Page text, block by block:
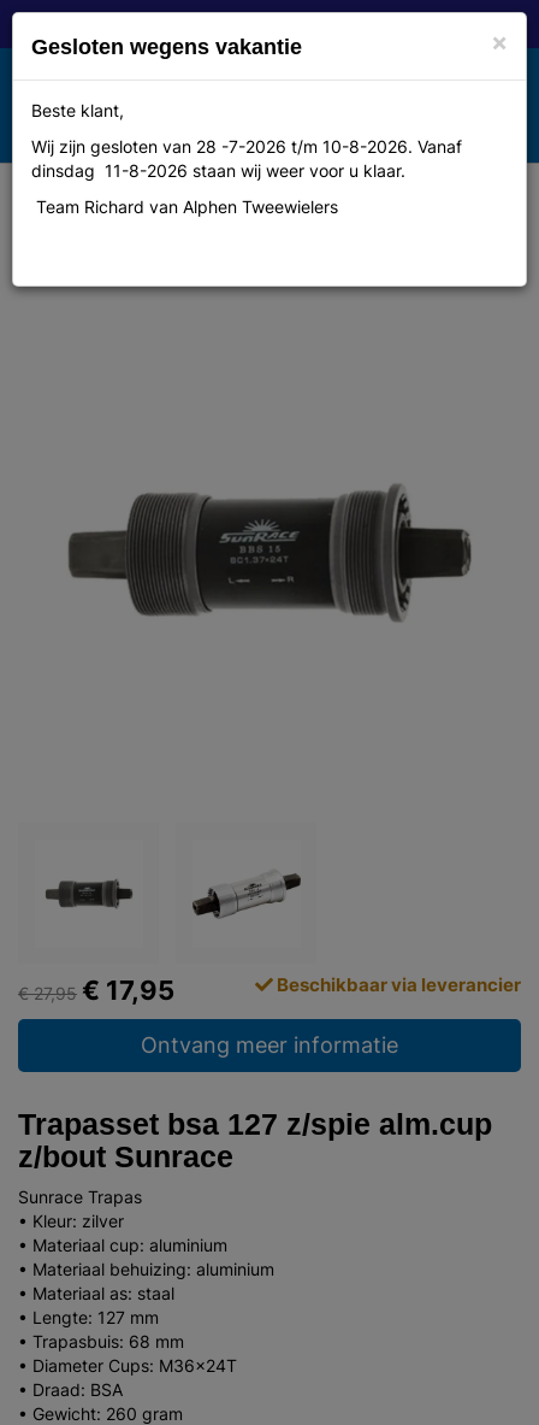
Toggle
navigation
MENU
Trapasset bsa 127 z/spie alm.cup
€ 27,95 € 17,95 Beschikbaar via leverancier
Ontvang meer informatie
Trapasset bsa 127 z/spie alm.cup
z/bout Sunrace
Sunrace Trapas
• Kleur: zilver
• Materiaal cup: aluminium
• Materiaal behuizing: aluminium
• Materiaal as: staal
• Lengte: 127 mm
• Trapasbuis: 68 mm
• Diameter Cups: M36x24T
• Draad: BSA
• Gewicht: 260 gram
×
Gesloten wegens vakantie
Beste klant,
Wij zijn gesloten van 28 -7-2026 t/m 10-8-2026. Vanaf
dinsdag 11-8-2026 staan wij weer voor u klaar.
Team Richard van Alphen Tweewielers